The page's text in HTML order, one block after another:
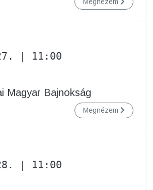
| 11:00
Magyar Bajnokság
Megnézem
| 11:00